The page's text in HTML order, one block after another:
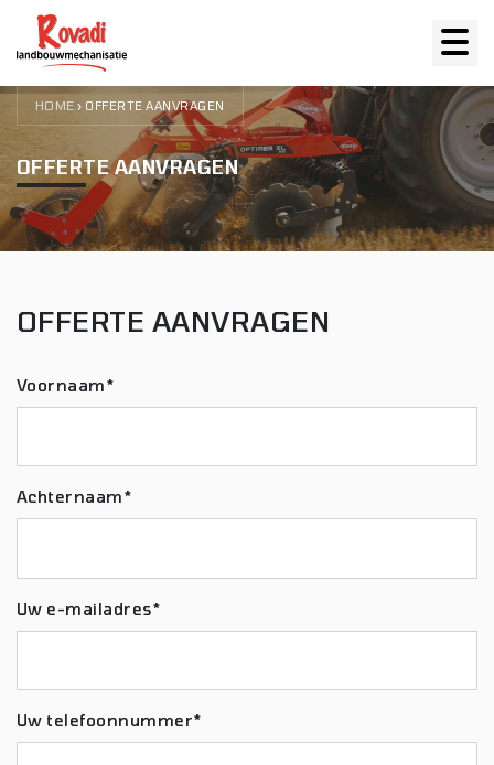
HOME › OFFERTE AANVRAGEN
OFFERTE AANVRAGEN
OFFERTE AANVRAGEN
Voornaam*
Achternaam*
Uw e-mailadres*
Uw telefoonnummer*